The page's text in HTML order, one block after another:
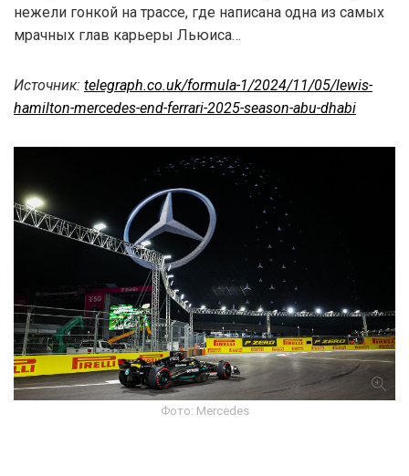
нежели гонкой на трассе, где написана одна из самых
мрачных глав карьеры Льюиса…
Источник: telegraph.co.uk/formula-1/2024/11/05/lewis-
hamilton-mercedes-end-ferrari-2025-season-abu-dhabi
Фото: Mercedes